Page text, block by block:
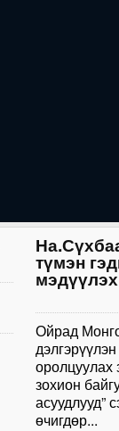
түмэн
Ойрад
оролцуулах
зохион
асуудлууд”
өчигдөр...